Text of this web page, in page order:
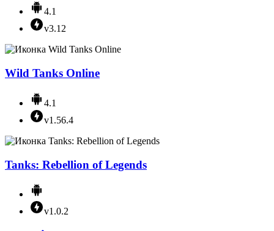
4.1
v3.12
Wild Tanks Online
4.1
v1.56.4
Tanks: Rebellion of Legends
v1.0.2